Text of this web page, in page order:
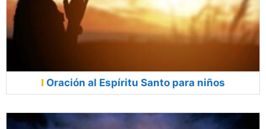
Oración al Espíritu Santo para niños